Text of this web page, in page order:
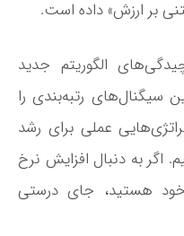
بر ارزش» داده است.
الگوریتم جدید
سیگنال‌های رتبه‌بندی را
عملی برای رشد
ارائه می‌دهیم. اگر به دنبال افزایش نرخ
تعامل یا Engagement Rate خود هستید، جای درستی